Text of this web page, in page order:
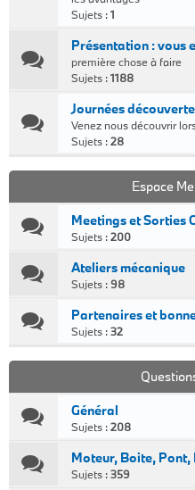
Sujets :1
Présentation : vous
première chose à faire
Sujets :1188
Journées découverte
Venez nous découvrir
Sujets :28
Espace
Meetings et Sorties
Sujets :200
Ateliers mécanique
Sujets :98
Partenaires et
Sujets :32
Général
Sujets :208
Moteur, Boite, Pont,
Sujets :359